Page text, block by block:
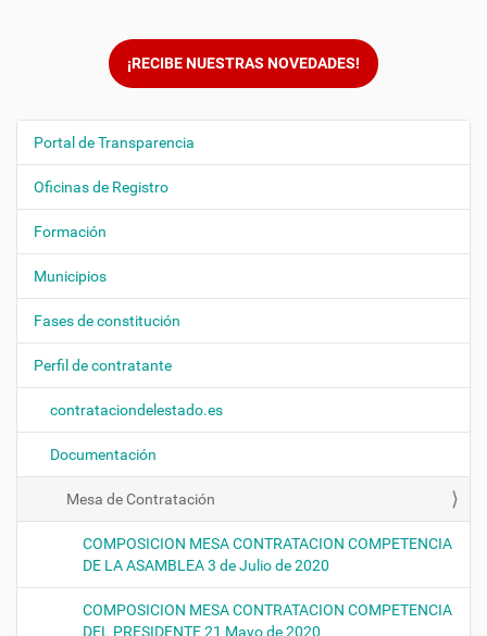
¡RECIBE NUESTRAS NOVEDADES!
N
e
g
a
c
i
ó
n
Portal de Transparencia
Oficinas de Registro
Formación
Municipios
Fases de constitución
Perfil de contratante
contrataciondelestado.es
Documentación
Mesa de Contratación
COMPOSICION MESA CONTRATACION COMPETENCIA
DE LA ASAMBLEA 3 de Julio de 2020
COMPOSICION MESA CONTRATACION COMPETENCIA
DEL PRESIDENTE 21 Mayo de 2020